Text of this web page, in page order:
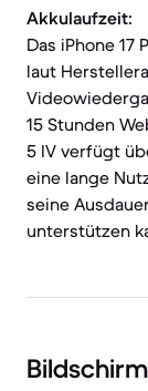
Akkulaufzeit:
Das iPhone
laut
15 Stunden
5 IV verfügt
eine lange
seine
unterstützen